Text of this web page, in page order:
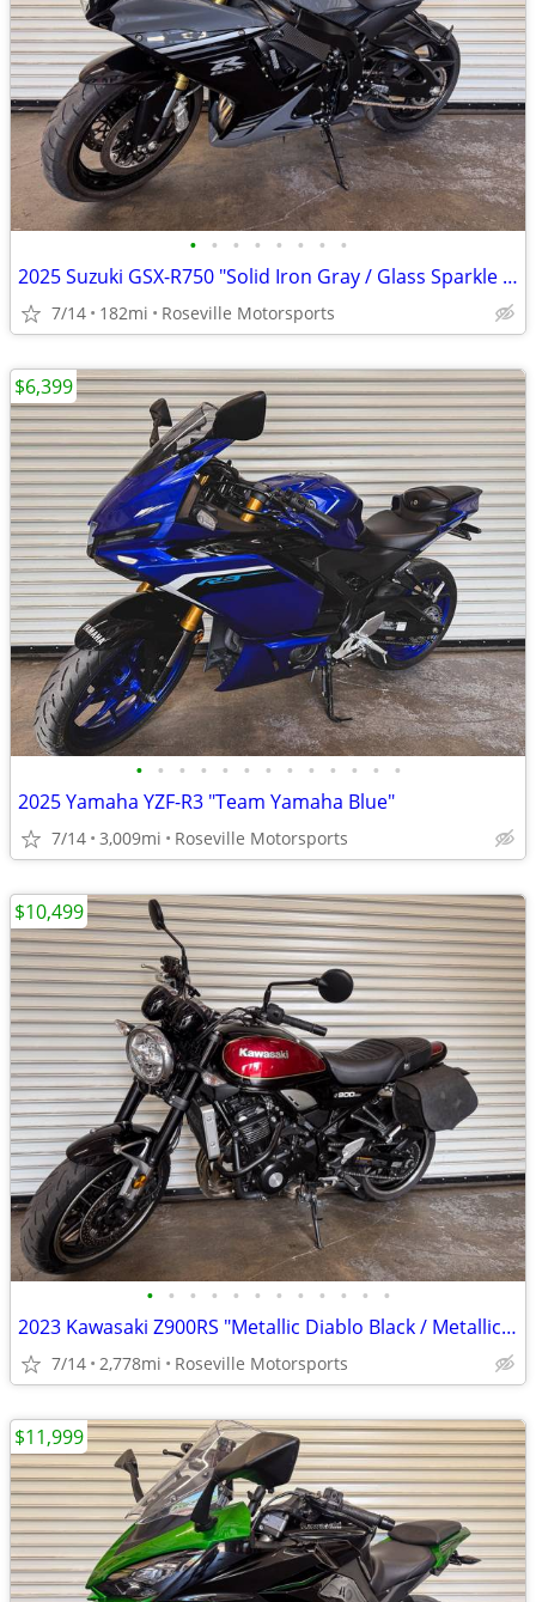
• • • • • • • •
2025 Suzuki GSX-R750 "Solid Iron Gray / Glass Sparkle Black"
7/14 182mi Roseville Motorsports
• • • • • • • • • • • • •
2025 Yamaha YZF-R3 "Team Yamaha Blue"
7/14 3,009mi Roseville Motorsports
$6,399
• • • • • • • • • • • •
2023 Kawasaki Z900RS "Metallic Diablo Black / Metallic Imperial Red"
7/14 2,778mi Roseville Motorsports
$10,499
$11,999